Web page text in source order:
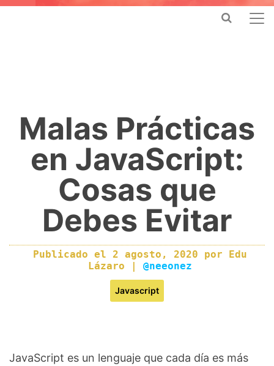
Malas Prácticas
en JavaScript:
Cosas que
Debes Evitar
Publicado el 2 agosto, 2020 por Edu
Lázaro | @neeonez
Javascript
JavaScript es un lenguaje que cada día es más